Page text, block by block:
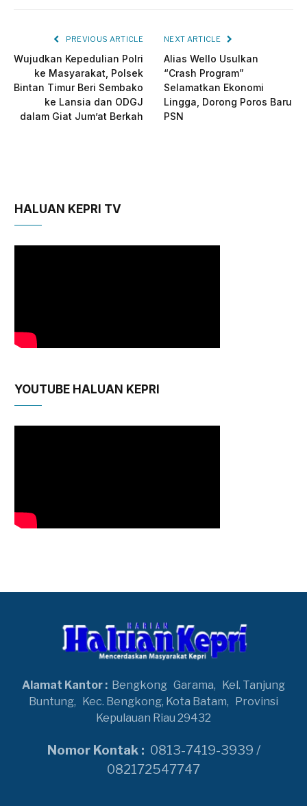
PREVIOUS ARTICLE
Wujudkan Kepedulian Polri
ke Masyarakat, Polsek
Bintan Timur Beri Sembako
ke Lansia dan ODGJ
dalam Giat Jum’at Berkah
NEXT ARTICLE
Alias Wello Usulkan
“Crash Program”
Selamatkan Ekonomi
Lingga, Dorong Poros Baru
PSN
HALUAN KEPRI TV
YOUTUBE HALUAN KEPRI
Alamat Kantor : Bengkong Garama, Kel. Tanjung
Buntung, Kec. Bengkong, Kota Batam, Provinsi
Kepulauan Riau 29432
Nomor Kontak : 0813-7419-3939 /
082172547747